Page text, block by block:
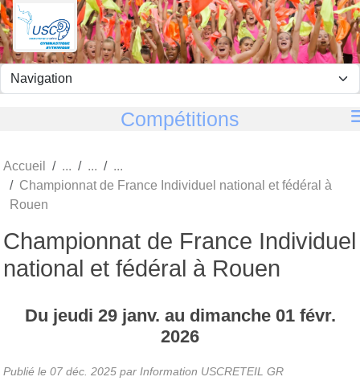
Compétitions
Accueil
Championnat de France Individuel national et fédéral à
Rouen
Championnat de France Individuel
national et fédéral à Rouen
Du jeudi 29 janv. au dimanche 01 févr.
2026
Publié le 07 déc. 2025 par Information USCRETEIL GR
Panneau de gestion des cookies